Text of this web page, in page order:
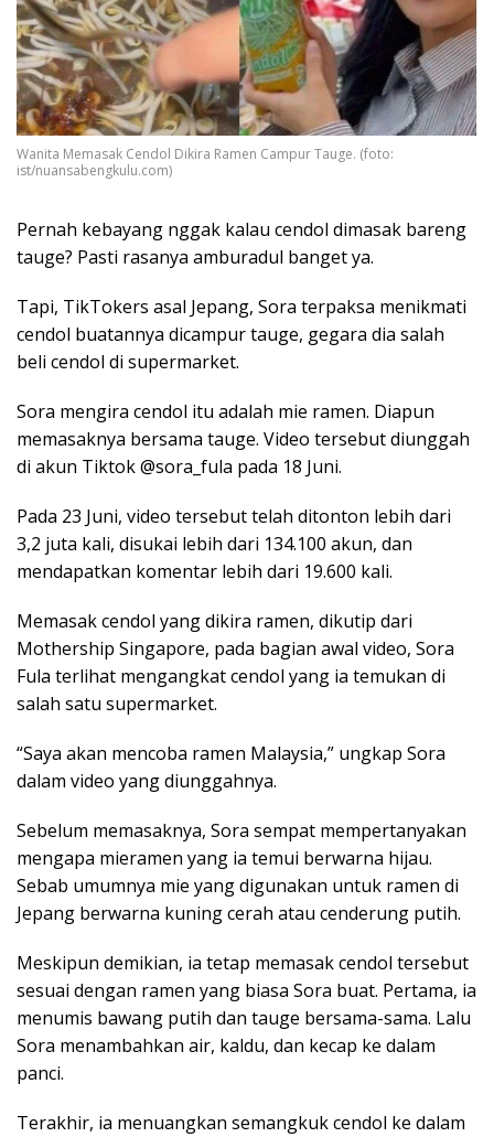
Wanita Memasak Cendol Dikira Ramen Campur Tauge. (foto:
ist/nuansabengkulu.com)
Pernah kebayang nggak kalau cendol dimasak bareng
tauge? Pasti rasanya amburadul banget ya.
Tapi, TikTokers asal Jepang, Sora terpaksa menikmati
cendol buatannya dicampur tauge, gegara dia salah
beli cendol di supermarket.
Sora mengira cendol itu adalah mie ramen. Diapun
memasaknya bersama tauge. Video tersebut diunggah
di akun Tiktok @sora_fula pada 18 Juni.
Pada 23 Juni, video tersebut telah ditonton lebih dari
3,2 juta kali, disukai lebih dari 134.100 akun, dan
mendapatkan komentar lebih dari 19.600 kali.
Memasak cendol yang dikira ramen, dikutip dari
Mothership Singapore, pada bagian awal video, Sora
Fula terlihat mengangkat cendol yang ia temukan di
salah satu supermarket.
“Saya akan mencoba ramen Malaysia,” ungkap Sora
dalam video yang diunggahnya.
Sebelum memasaknya, Sora sempat mempertanyakan
mengapa mieramen yang ia temui berwarna hijau.
Sebab umumnya mie yang digunakan untuk ramen di
Jepang berwarna kuning cerah atau cenderung putih.
Meskipun demikian, ia tetap memasak cendol tersebut
sesuai dengan ramen yang biasa Sora buat. Pertama, ia
menumis bawang putih dan tauge bersama-sama. Lalu
Sora menambahkan air, kaldu, dan kecap ke dalam
panci.
Terakhir, ia menuangkan semangkuk cendol ke dalam